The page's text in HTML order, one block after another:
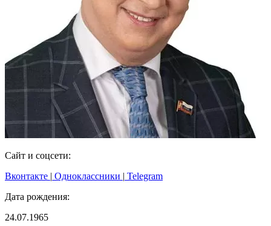
Сайт и соцсети:
Вконтакте | Одноклассники | Telegram
Дата рождения:
24.07.1965